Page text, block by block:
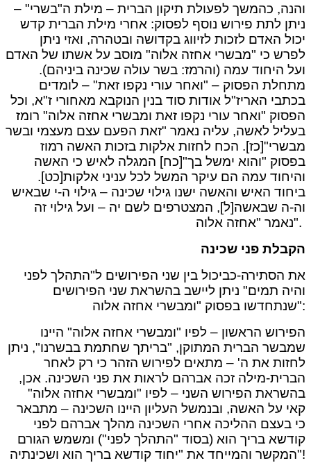
והנה, כהמשך לפעולת תיקון הברית – מילת ה"בשרי" –
ניתן לתת פירוש נוסף לפסוק: אחרי מילת הברית קדש
יכול האדם לזכות לזיווג בקדושה ובטהרה, ואזי ניתן
לפרש כי "מבשרי אחזה אלוה" מוסב על אשתו של האדם
ועל היחוד עמה (והרמז: בשר עולה שכינה ביניהם).
מתחלת הפסוק – "ואחר עורי נקפו זאת" – לומדים
בכתבי האריז"ל אודות סוד בנין הנוקבא מאחורי ז"א, וכל
הפסוק "ואחר עורי נקפו זאת ומבשרי אחזה אלוה" רומז
בעליל לאשה, עליה נאמר "זאת הפעם עצם מעצמי ובשר
מבשרי"[כז]. הכח לחזות אלקות בזכות האשה רמוז
בפסוק "והוא ימשל בך"[כח] המגלה לאיש כי האשה
והיחוד עמה הם עיקר המשל לכל עניני אלקות[כט].
ביחוד האיש והאשה ישנו גילוי שכינה – גילוי ה-י שבאיש
וה-ה שבאשה[ל], המצטרפים לשם יה – ועל גילוי זה
נאמר "אחזה אלוה".
הקבלת פני שכינה
את הסתירה-כביכול בין שני הפירושים ל"התהלך לפני
והיה תמים" ניתן ליישב בהשראת שני הפירושים
שנתחדשו בפסוק "ומבשרי אחזה אלוה":
הפירוש הראשון – לפיו "ומבשרי אחזה אלוה" היינו
שמבשר הברית המתוקן, "בריתך שחתמת בבשרנו", ניתן
לחזות את ה' – מתאים לפירוש הזהר כי רק לאחר
הברית-מילה זכה אברהם לראות את פני השכינה. אכן,
בהשראת הפירוש השני – לפיו "ומבשרי אחזה אלוה"
קאי על האשה, ובנמשל העליון היינו השכינה – מתבאר
כי בעצם ההליכה אחרי השכינה מהלך אברהם לפני
קודשא בריך הוא (בסוד "התהלך לפני") ומשמש הגורם
המקשר והמייחד את "יחוד קודשא בריך הוא ושכינתיה"!